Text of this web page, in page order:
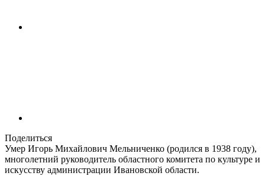
Поделиться
Умер Игорь Михайлович Мельниченко (родился в 1938 году),
многолетний руководитель областного комитета по культуре и
искусству администрации Ивановской области.